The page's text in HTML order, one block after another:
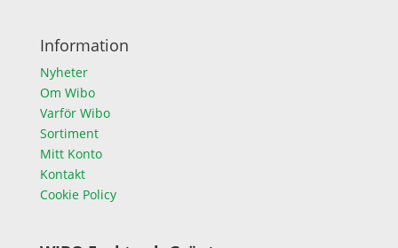
Information
Nyheter
Om Wibo
Varför Wibo
Sortiment
Mitt Konto
Kontakt
Cookie Policy